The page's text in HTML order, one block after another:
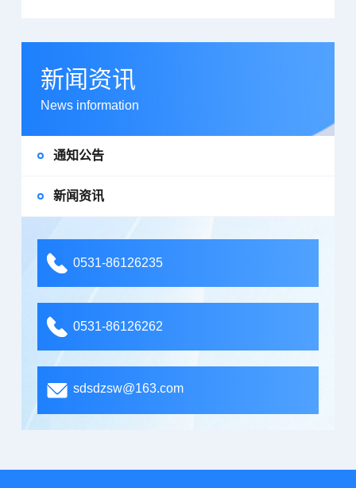
新闻资讯
News information
通知公告
新闻资讯
0531-86126235
0531-86126262
sdsdzsw@163.com